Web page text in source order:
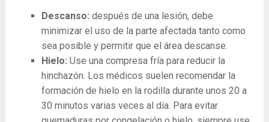
Descanso: después de una lesión, debe
minimizar el uso de la parte afectada tanto como
sea posible y permitir que el área descanse.
Hielo: Use una compresa fría para reducir la
hinchazón. Los médicos suelen recomendar la
formación de hielo en la rodilla durante unos 20 a
30 minutos varias veces al día. Para evitar